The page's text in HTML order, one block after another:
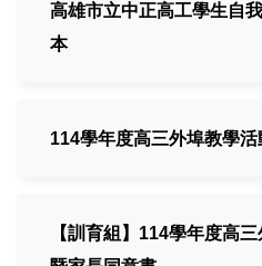
高雄市立中正高工學生自
本
114學年度高三外埠教學
【訓育組】114學年度高